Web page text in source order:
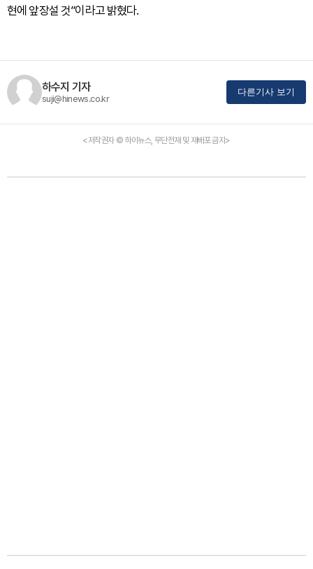
현에 앞장설 것”이라고 밝혔다.
하수지 기자
suji@hinews.co.kr
다른기사 보기
<저작권자 © 하이뉴스, 무단전재 및 재배포 금지>